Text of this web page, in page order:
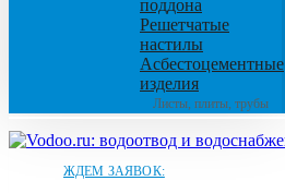
поддона
Решетчатые
настилы
Асбестоцементные
изделия
Листы, плиты, трубы
ЖДЕМ ЗАЯВОК: